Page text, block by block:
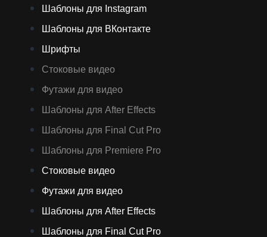
Шаблоны для Instagram
Шаблоны для ВКонтакте
Шрифты
Стоковые видео
Футажи для видео
Шаблоны для After Effects
Шаблоны для Final Cut Pro
Шаблоны для Premiere Pro
Стоковые видео
Футажи для видео
Шаблоны для After Effects
Шаблоны для Final Cut Pro